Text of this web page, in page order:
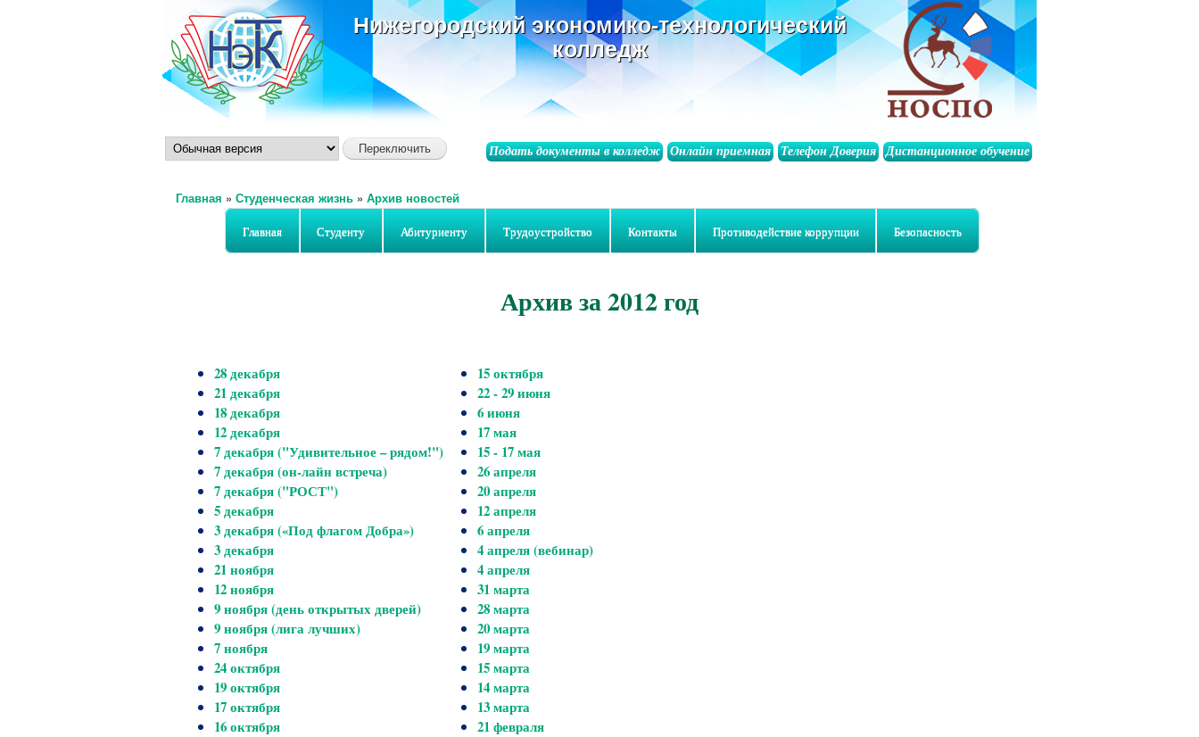
основному
содержанию
Нижегородский экономико-технологический
колледж
Дистанционное обучение
Телефон Доверия
Онлайн приемная
Подать документы в колледж
Главная » Студенческая жизнь » Архив новостей
Главная Студенту Абитуриенту Трудоустройство Контакты Противодействие коррупции Безопасность
Архив за 2012 год
28 декабря
21 декабря
18 декабря
12 декабря
7 декабря ("Удивительное – рядом!")
7 декабря (он-лайн встреча)
7 декабря ("РОСТ")
5 декабря
3 декабря («Под флагом Добра»)
3 декабря
21 ноября
12 ноября
9 ноября (день открытых дверей)
9 ноября (лига лучших)
7 ноября
24 октября
19 октября
17 октября
16 октября
15 октября
22 - 29 июня
6 июня
17 мая
15 - 17 мая
26 апреля
20 апреля
12 апреля
6 апреля
4 апреля (вебинар)
4 апреля
31 марта
28 марта
20 марта
19 марта
15 марта
14 марта
13 марта
21 февраля